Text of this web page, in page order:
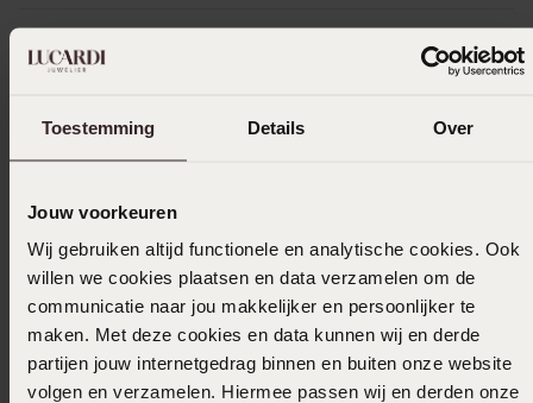
Toestemming Details Over
Jouw voorkeuren
Wij gebruiken altijd functionele en analytische cookies. Ook
willen we cookies plaatsen en data verzamelen om de
communicatie naar jou makkelijker en persoonlijker te
maken. Met deze cookies en data kunnen wij en derde
partijen jouw internetgedrag binnen en buiten onze website
volgen en verzamelen. Hiermee passen wij en derden onze
Specificaties
Bezorging & retourneren
Selecteer maat & bestel
Ook leuk voor jou